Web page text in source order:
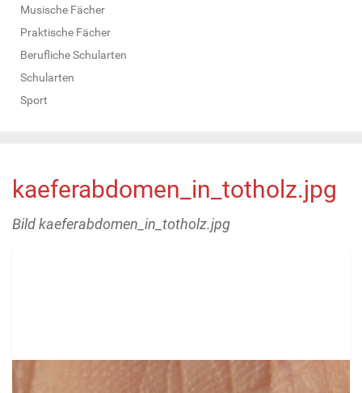
Musische Fächer
Praktische Fächer
Berufliche Schularten
Schularten
Sport
kaeferabdomen_in_totholz.jpg
Bild kaeferabdomen_in_totholz.jpg